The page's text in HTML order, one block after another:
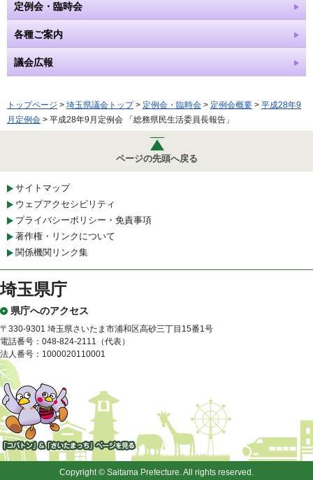
定例会・臨時会
各種ご案内
議会広報
トップページ > 埼玉県議会トップ> 定例会・臨時会 > 定例会概要 > 平成28年9
月定例会 > 平成28年9月定例会 「総務県民生活委員長報告」
ページの先頭へ戻る
サイトマップ
ウェブアクセシビリティ
プライバシーポリシー・免責事項
著作権・リンクについて
関係機関リンク集
埼玉県庁
県庁へのアクセス
〒330-9301 埼玉県さいたま市浦和区高砂三丁目15番1号
電話番号：048-824-2111（代表）
法人番号：1000020110001
「コバトン」&「さいたまっ
Copyright © Saitama Prefecture. All rights reserved.